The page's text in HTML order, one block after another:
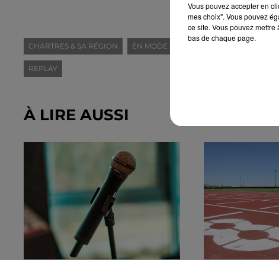
CHARTRES & SA RÉGION EN MODE FESTIVAL EURE-ET-LOIR
REPLAY
À LIRE AUSSI
Vous pouvez accepter en
mes choix". Vous pouvez
ce site. Vous pouvez
bas de chaque page.